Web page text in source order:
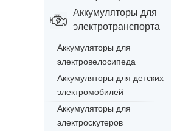
Аккумуляторы для
электротранспорта
Аккумуляторы для
электровелосипеда
Аккумуляторы для детских
электромобилей
Аккумуляторы для
электроскутеров